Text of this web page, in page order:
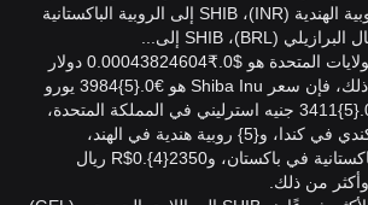
(CAD)، SHIB إلى الروبية الهندية (INR)، SHIB إلى الروبية الباكستانية
سعر Shiba Inu في الولايات المتحدة هو $0.₹0.00043824604 دولار
أمريكي. بالإضافة إلى ذلك، فإن سعر Shiba Inu هو €0.{5}3984 يورو
في منطقة اليورو، و£0.{5}3411 جنيه استرليني في المملكة المتحدة،
وC$0.{5}6417 دولار كندي في كندا، و{5} روبية هندية في الهند،
و₨0.001278 روبية باكستانية في باكستان، وR$0.{4}2350 ريال
من ذلك.